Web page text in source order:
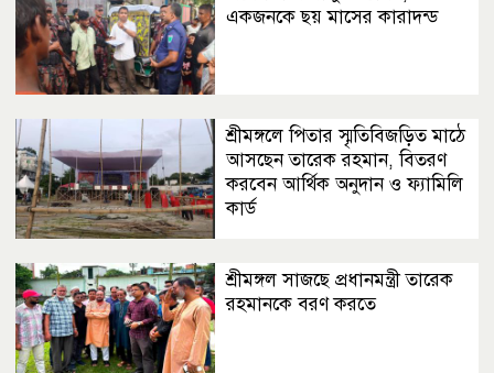
একজনকে ছয় মাসের কারাদন্ড
শ্রীমঙ্গলে পিতার স্মৃতিবিজড়িত মাঠে
আসছেন তারেক রহমান, বিতরণ
করবেন আর্থিক অনুদান ও ফ্যামিলি
কার্ড
শ্রীমঙ্গল সাজছে প্রধানমন্ত্রী তারেক
রহমানকে বরণ করতে